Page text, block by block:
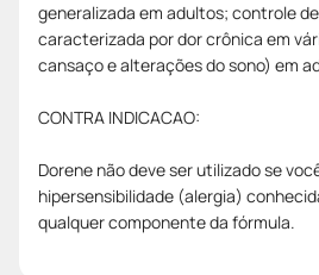
generalizada em adultos; controle
caracterizada por dor crônica em
cansaço e alterações do sono) em
CONTRA INDICACAO:
Dorene não deve ser utilizado se
hipersensibilidade (alergia)
qualquer componente da fórmula.